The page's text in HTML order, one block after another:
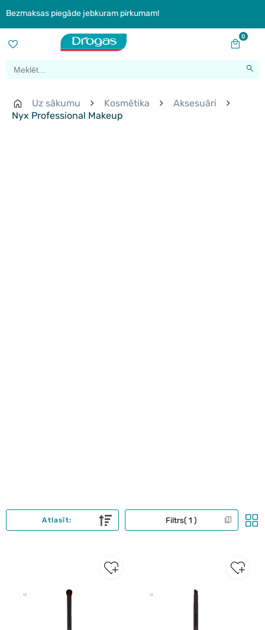
Bezmaksas piegāde jebkuram pirkumam!
0
Uz sākumu Kosmētika
Aksesuāri
Nyx Professional Makeup
Filtrs 1
Atlasīt: